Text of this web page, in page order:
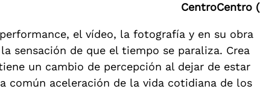
CentroCentro
el vídeo, la fotografía y en su obra
sensación de que el tiempo se paraliza. Crea
un cambio de percepción al dejar de estar
común aceleración de la vida cotidiana de los